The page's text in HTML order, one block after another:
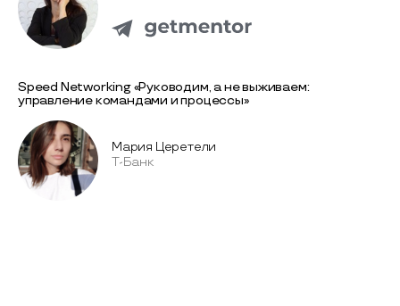
Speed Networking «Руководим, а не выживаем:
управление командами и процессы»
Мария Церетели
Т-Банк